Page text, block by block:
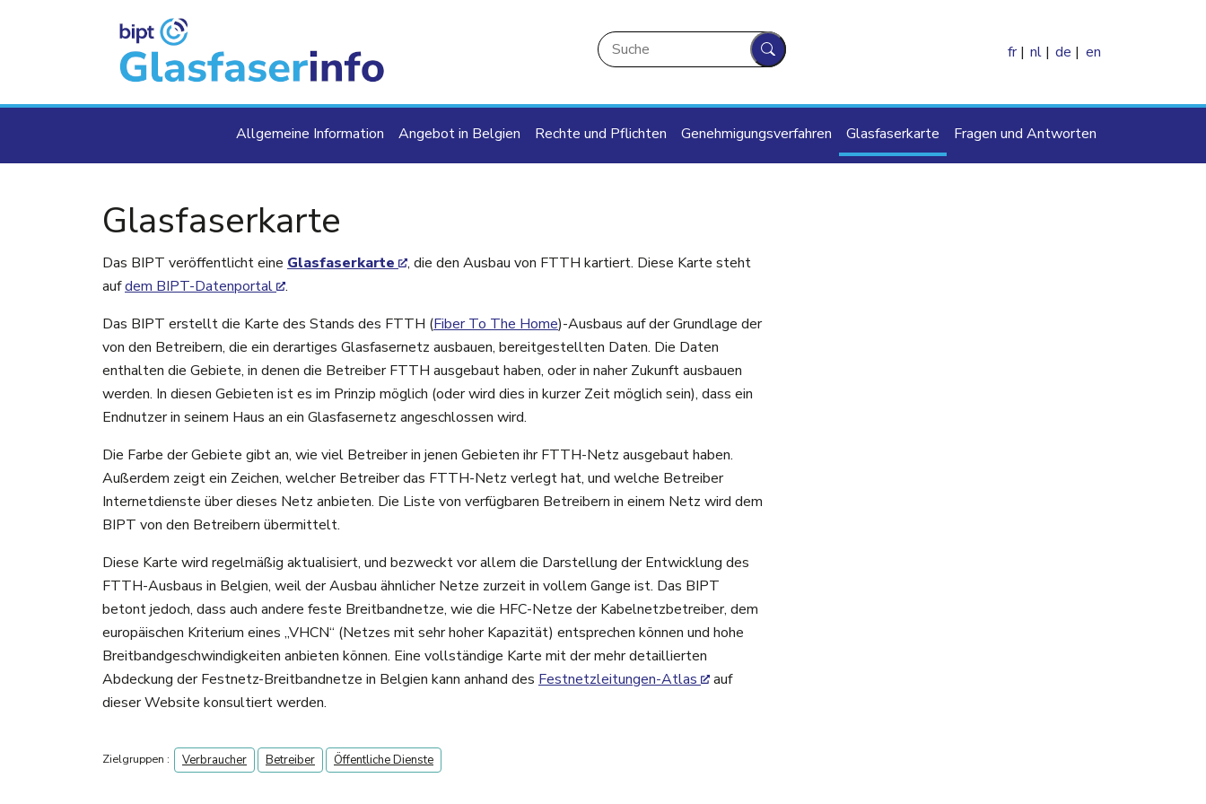
Suche
Suche
fr nl de en
Main navigation
Allgemeine Information Angebot in Belgien Rechte und Pflichten Genehmigungsverfahren Glasfaserkarte Fragen und Antworten
Glasfaserkarte
Das BIPT veröffentlicht eine Glasfaserkarte
, die den Ausbau von FTTH kartiert. Diese Karte steht
aufdem BIPT-Datenportal
.
Das BIPT erstellt die Karte des Stands des FTTH (Fiber To The Home)-Ausbaus auf der Grundlage der
von den Betreibern, die ein derartiges Glasfasernetz ausbauen, bereitgestellten Daten. Die Daten
enthalten die Gebiete, in denen die Betreiber FTTH ausgebaut haben, oder in naher Zukunft ausbauen
werden. In diesen Gebieten ist es im Prinzip möglich (oder wird dies in kurzer Zeit möglich sein), dass ein
Endnutzer in seinem Haus an ein Glasfasernetz angeschlossen wird.
Die Farbe der Gebiete gibt an, wie viel Betreiber in jenen Gebieten ihr FTTH-Netz ausgebaut haben.
Außerdem zeigt ein Zeichen, welcher Betreiber das FTTH-Netz verlegt hat, und welche Betreiber
Internetdienste über dieses Netz anbieten. Die Liste von verfügbaren Betreibern in einem Netz wird dem
BIPT von den Betreibern übermittelt.
Diese Karte wird regelmäßig aktualisiert, und bezweckt vor allem die Darstellung der Entwicklung des
FTTH-Ausbaus in Belgien, weil der Ausbau ähnlicher Netze zurzeit in vollem Gange ist. Das BIPT
betont jedoch, dass auch andere feste Breitbandnetze, wie die HFC-Netze der Kabelnetzbetreiber, dem
europäischen Kriterium eines „VHCN“ (Netzes mit sehr hoher Kapazität) entsprechen können und hohe
Breitbandgeschwindigkeiten anbieten können. Eine vollständige Karte mit der mehr detaillierten
Abdeckung der Festnetz-Breitbandnetze in Belgien kann anhand des Festnetzleitungen-Atlas
auf
dieser Website konsultiert werden.
Zielgruppen : Verbraucher Betreiber Öffentliche Dienste